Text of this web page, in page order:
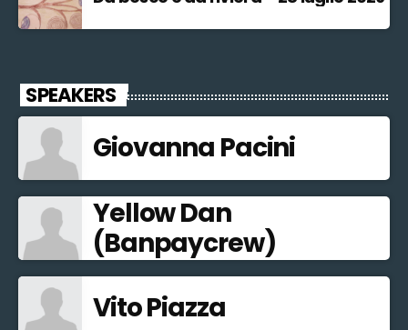
SPEAKERS
Giovanna Pacini
Yellow Dan
(Banpaycrew)
Vito Piazza